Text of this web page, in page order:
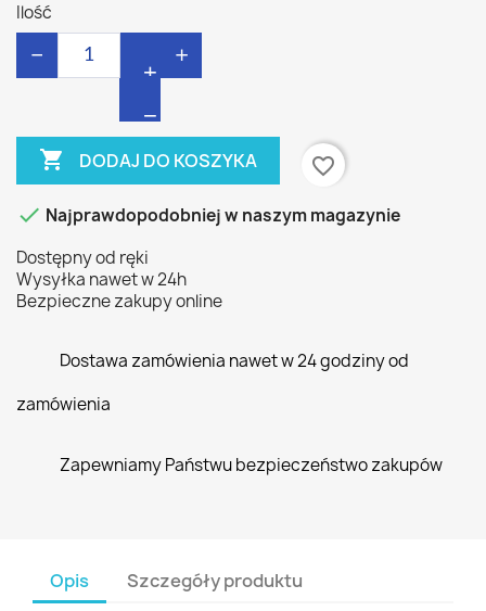
Ilość
− +
 DODAJ DO KOSZYKA
favorite_border
 Najprawdopodobniej w naszym magazynie
Dostępny od ręki
Wysyłka nawet w 24h
Bezpieczne zakupy online
Dostawa zamówienia nawet w 24 godziny od
zamówienia
Zapewniamy Państwu bezpieczeństwo zakupów
Opis Szczegóły produktu